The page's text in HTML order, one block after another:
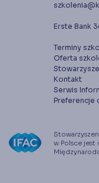
Erste Bank
Terminy
Oferta
Kontakt
Serwis
Preferencje
w Polsce jest